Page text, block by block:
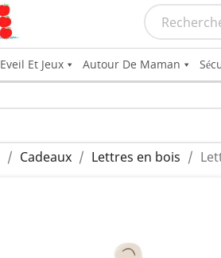
Eveil Et Jeux Autour De Maman
Cadeaux Lettres en bois